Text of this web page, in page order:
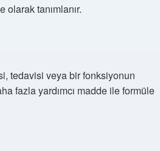
tanımlanır.
tedavisi veya bir fonksiyonun
fazla yardımcı madde ile formüle